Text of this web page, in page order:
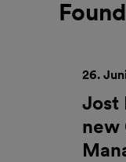
26.
Jost
new